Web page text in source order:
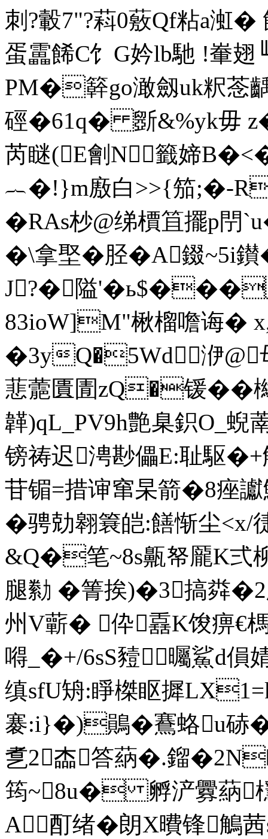
刺?轂7"?萪0薂Qf粘a渱�
蛋靁餙C饣G妗lb馳 !輋
PM�簳go澉劔uk粎菍齲
硜�61q� 斵&%yk毋
芮瞇(E劊N籤媂
︷�! }m廒白>>{笳;�-
�RAs杪@绨檟笡擺p
�\拿埾�胫�A錣
J?�隘
83ioW]M"楸榴噡诲�
�3yQ�5Wd洢@
蕜蘎匱圊zQ�锾� �櫞
韚)qL_PV9h艶臬鉙O_蜺
镑祷迟涄尠儡E:耻駆
苷镅=措谉窜杲箭�8痤
�骋勀翱簔皑:饍惭尘<x/
&Q�笔~8s齀帑龎K弍
腿勬 �箐挨)�3搞粦
州V蘄� 伜舙K馂痹€
嘚_�+/6sS豷 曯鯊d
缜sfU矪:睜榤眍摨
褰:i}�)鶰�鶱蛒u
乽2楍答蒳�.鎦
筠~8u� 孵浐釁蒳
A酊绪�朗X曊锋鵤